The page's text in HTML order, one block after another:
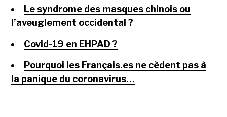
Le syndrome des masques chinois ou
l’aveuglement occidental ?
Covid-19 en EHPAD ?
Pourquoi les Français.es ne cèdent pas à
la panique du coronavirus…